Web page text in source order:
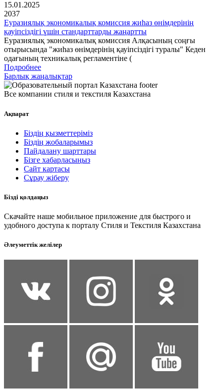
15.01.2025
2037
Еуразиялық экономикалық комиссия жиһаз өнімдерінің
қауіпсіздігі үшін стандарттарды жаңартты
Еуразиялық экономикалық комиссия Алқасының соңғы
отырысында "жиһаз өнімдерінің қауіпсіздігі туралы" Кеден
одағының техникалық регламентіне (
Подробнее
Барлық жаңалықтар
Все компании стиля и текстиля Казахстана
Ақпарат
Біздің қызметтеріміз
Біздің жобаларымыз
Пайдалану шарттары
Бізге хабарласыңыз
Сайт картасы
Сұрау жіберу
Бізді қолдаңыз
Скачайте наше мобильное приложение для быстрого и
удобного доступа к порталу Стиля и Текстиля Казахстана
Әлеуметтік желілер